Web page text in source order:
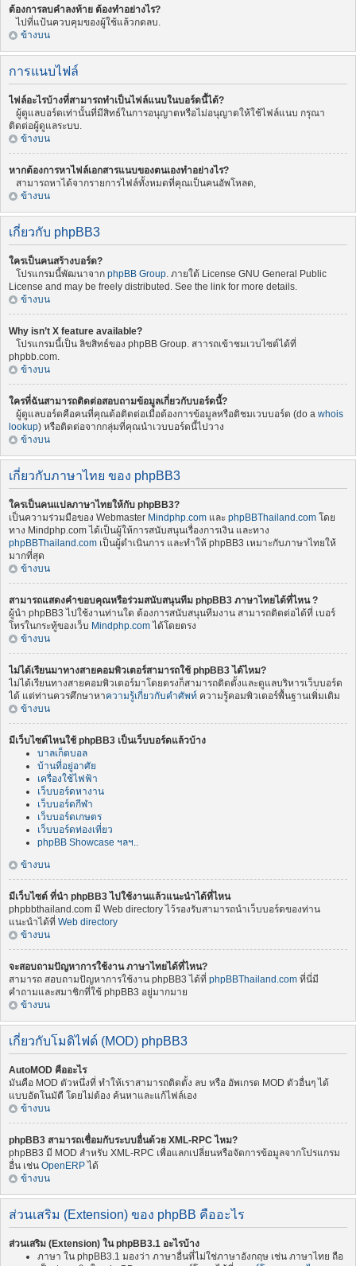
ต้องการลบคำลงท้าย ต้องทำอย่างไร?
ไปที่แป้นควบคุมของผู้ใช้แล้วกดลบ.
ข้างบน
การแนบไฟล์
ไฟล์อะไรบ้างที่สามารถทำเป็นไฟล์แนบในบอร์ดนี้ได้?
ผู้ดูแลบอร์ดเท่านั้นที่มีสิทธ์ในการอนุญาตหรือไม่อนุญาตให้ใช้ไฟล์แนบ กรุณา
ติดต่อผู้ดูแลระบบ.
ข้างบน
หากต้องการหาไฟล์เอกสารแนบของตนเองทำอย่างไร?
สามารถหาได้จากรายการไฟล์ทั้งหมดที่คุณเป็นคนอัพโหลด,
ข้างบน
เกี่ยวกับ phpBB3
ใครเป็นคนสร้างบอร์ด?
โปรแกรมนี้พัฒนาจาก phpBB Group. ภายใต้ License GNU General Public
License and may be freely distributed. See the link for more details.
ข้างบน
Why isn’t X feature available?
โปรแกรมนี้เป็น ลิขสิทธ์ของ phpBB Group. สาารถเข้าชมเวบไซต์ได้ที่
phpbb.com.
ข้างบน
ใครที่ฉันสามารถติดต่อสอบถามข้อมูลเกี่ยวกับบอร์ดนี้?
ผู้ดูแลบอร์ดคือคนที่คุณต้อติดต่อเมื่อต้องการข้อมูลหรือติชมเวบบอร์ด (do a whois
lookup) หรือติดต่อจากกลุ่มที่คุณนำเวบบอร์ดนี้ไปวาง
ข้างบน
เกี่ยวกับภาษาไทย ของ phpBB3
ใครเป็นคนแปลภาษาไทยให้กับ phpBB3?
เป็นความร่วมมือของ Webmaster Mindphp.com และ phpBBThailand.com โดย
ทาง Mindphp.com ได้เป็นผู้ให้การสนับสนุนเรื่องการเงิน และทาง
phpBBThailand.com เป็นผู้ดำเนินการ และทำให้ phpBB3 เหมาะกับภาษาไทยให้
มากที่สุด
ข้างบน
สามารถแสดงคำขอบคุณหรือร่วมสนับสนุนทีม phpBB3 ภาษาไทยได้ที่ไหน ?
ผู้นำ phpBB3 ไปใช้งานท่านใด ต้องการสนับสนุนทีมงาน สามารถติดต่อได้ที่ เบอร์
โทรในกระทู้ของเว็บ Mindphp.com ได้โดยตรง
ข้างบน
ไม่ได้เรียนมาทางสายคอมพิวเตอร์สามารถใช้ phpBB3 ได้ไหม?
ไม่ได้เรียนทางสายคอมพิวเตอร์มาโดยตรงก็สามารถติดตั้งและดูแลบริหารเว็บบอร์ด
ได้ แต่ท่านควรศึกษาหาความรู้เกี่ยวกับคำศัพท์ ความรู้คอมพิวเตอร์พื้นฐานเพิ่มเติม
ข้างบน
มีเว็บไซต์ไหนใช้ phpBB3 เป็นเว็บบอร์ดแล้วบ้าง
บาลเก็ตบอล
บ้านที่อยู่อาศัย
เครื่องใช้ไฟฟ้า
เว็บบอร์ดหางาน
เว็บบอร์ดกีฬา
เว็บบอร์ดเกษตร
เว็บบอร์ดท่องเที่ยว
phpBB Showcase ฯลฯ..
ข้างบน
มีเว็บไซต์ ที่นำ phpBB3 ไปใช้งานแล้วแนะนำได้ที่ไหน
phpbbthailand.com มี Web directory ไว้รองรับสามารถนำเว็บบอร์ดของท่าน
แนะนำได้ที่ Web directory
ข้างบน
จะสอบถามปัญหาการใช้งาน ภาษาไทยได้ที่ไหน?
สามารถ สอบถามปัญหาการใช้งาน phpBB3 ได้ที่ phpBBThailand.com ที่นี่มี
คำถามและสมาชิกที่ใช้ phpBB3 อยู่มากมาย
ข้างบน
เกี่ยวกับโมดิไฟด์ (MOD) phpBB3
AutoMOD คืออะไร
มันคือ MOD ตัวหนึ่งที่ ทำให้เราสามารถติดตั้ง ลบ หรือ อัพเกรด MOD ตัวอื่นๆ ได้
แบบอัตโนมัตื โดยไม่ต้อง ค้นหาและแก้ไฟล์เอง
ข้างบน
phpBB3 สามารถเชื่อมกับระบบอื่นด้วย XML-RPC ไหม?
phpBB3 มี MOD สำหรับ XML-RPC เพื่อแลกเปลี่ยนหรือจัดการข้อมูลจากโปรแกรม
อื่น เช่น OpenERP ได้
ข้างบน
ส่วนเสริม (Extension) ของ phpBB คืออะไร
ส่วนเสริม (Extension) ใน phpBB3.1 อะไรบ้าง
ภาษา ใน phpBB3.1 มองว่า ภาษาอื่นที่ไม่ใช่ภาษาอังกฤษ เช่น ภาษาไทย ถือ